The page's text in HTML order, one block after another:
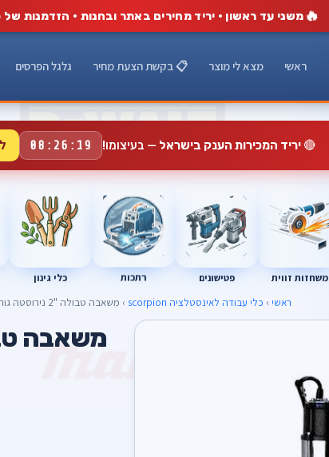
🔥משני עד ראשון · יריד מחירים באתר ובחנות · הזדמנות
ראשי מצא לי מוצר 📋 בקשת הצעת מחיר גלגל הפרסים
🔴יריד המכירות הענק בישראל — בעיצומו! 08:26:18
משחזות זווית פטישונים רתכות כלי גינון
ראשי › כלי עבודה לאינסטלציה scorpion › משאבה טבולה "2 נירוסטה גורסת VALEX